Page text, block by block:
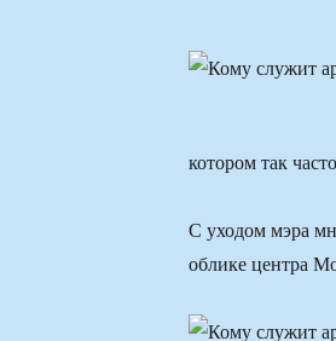
котором так
С уходом мэра
облике центра